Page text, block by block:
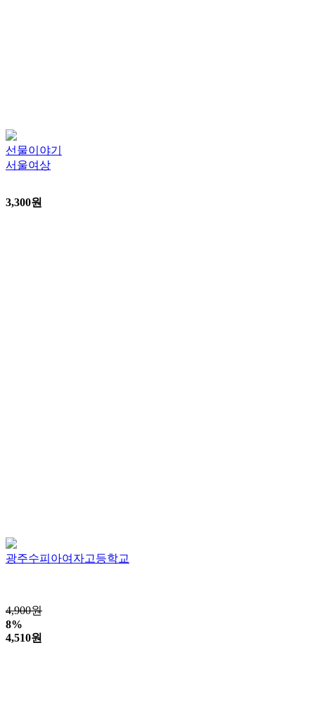
선물이야기
서울여상
3,300원
광주수피아여자고등학교
4,900원
8%
4,510원